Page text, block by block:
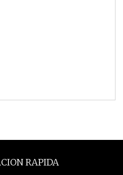
RAPIDA